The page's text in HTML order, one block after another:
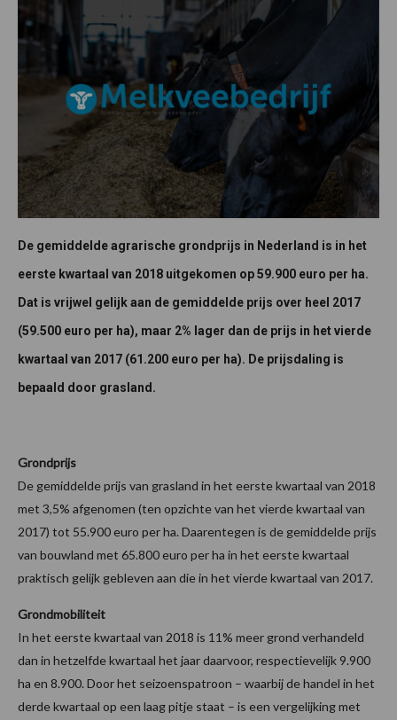
De gemiddelde agrarische grondprijs in Nederland is in het
eerste kwartaal van 2018 uitgekomen op 59.900 euro per ha.
Dat is vrijwel gelijk aan de gemiddelde prijs over heel 2017
(59.500 euro per ha), maar 2% lager dan de prijs in het vierde
kwartaal van 2017 (61.200 euro per ha). De prijsdaling is
bepaald door grasland.
Grondprijs
De gemiddelde prijs van grasland in het eerste kwartaal van 2018
met 3,5% afgenomen (ten opzichte van het vierde kwartaal van
2017) tot 55.900 euro per ha. Daarentegen is de gemiddelde prijs
van bouwland met 65.800 euro per ha in het eerste kwartaal
praktisch gelijk gebleven aan die in het vierde kwartaal van 2017.
Grondmobiliteit
In het eerste kwartaal van 2018 is 11% meer grond verhandeld
dan in hetzelfde kwartaal het jaar daarvoor, respectievelijk 9.900
ha en 8.900. Door het seizoenspatroon – waarbij de handel in het
derde kwartaal op een laag pitje staat – is een vergelijking met